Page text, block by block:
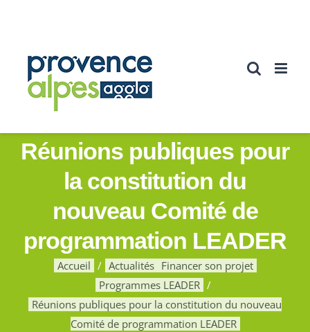
Réunions publiques pour
la constitution du
nouveau Comité de
programmation LEADER
Accueil Actualités Financer son projet
Programmes LEADER
Réunions publiques pour la constitution du nouveau
Comité de programmation LEADER